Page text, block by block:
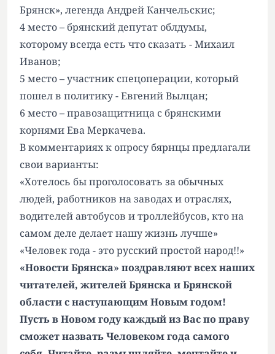
Брянск», легенда Андрей Канчельскис;
4 место – брянский депутат облдумы,
которому всегда есть что сказать - Михаил
Иванов;
5 место – участник спецоперации, который
пошел в политику - Евгений Вылцан;
6 место – правозащитница с брянскими
корнями Ева Меркачева.
В комментариях к опросу бярнцы предлагали
свои варианты:
«Хотелось бы проголосовать за обычных
людей, работников на заводах и отраслях,
водителей автобусов и троллейбусов, кто на
самом деле делает нашу жизнь лучше»
«Человек года - это русский простой народ!!»
«Новости Брянска» поздравляют всех наших
читателей, жителей Брянска и Брянской
области с наступающим Новым годом!
Пусть в Новом году каждый из Вас по праву
сможет назвать Человеком года самого